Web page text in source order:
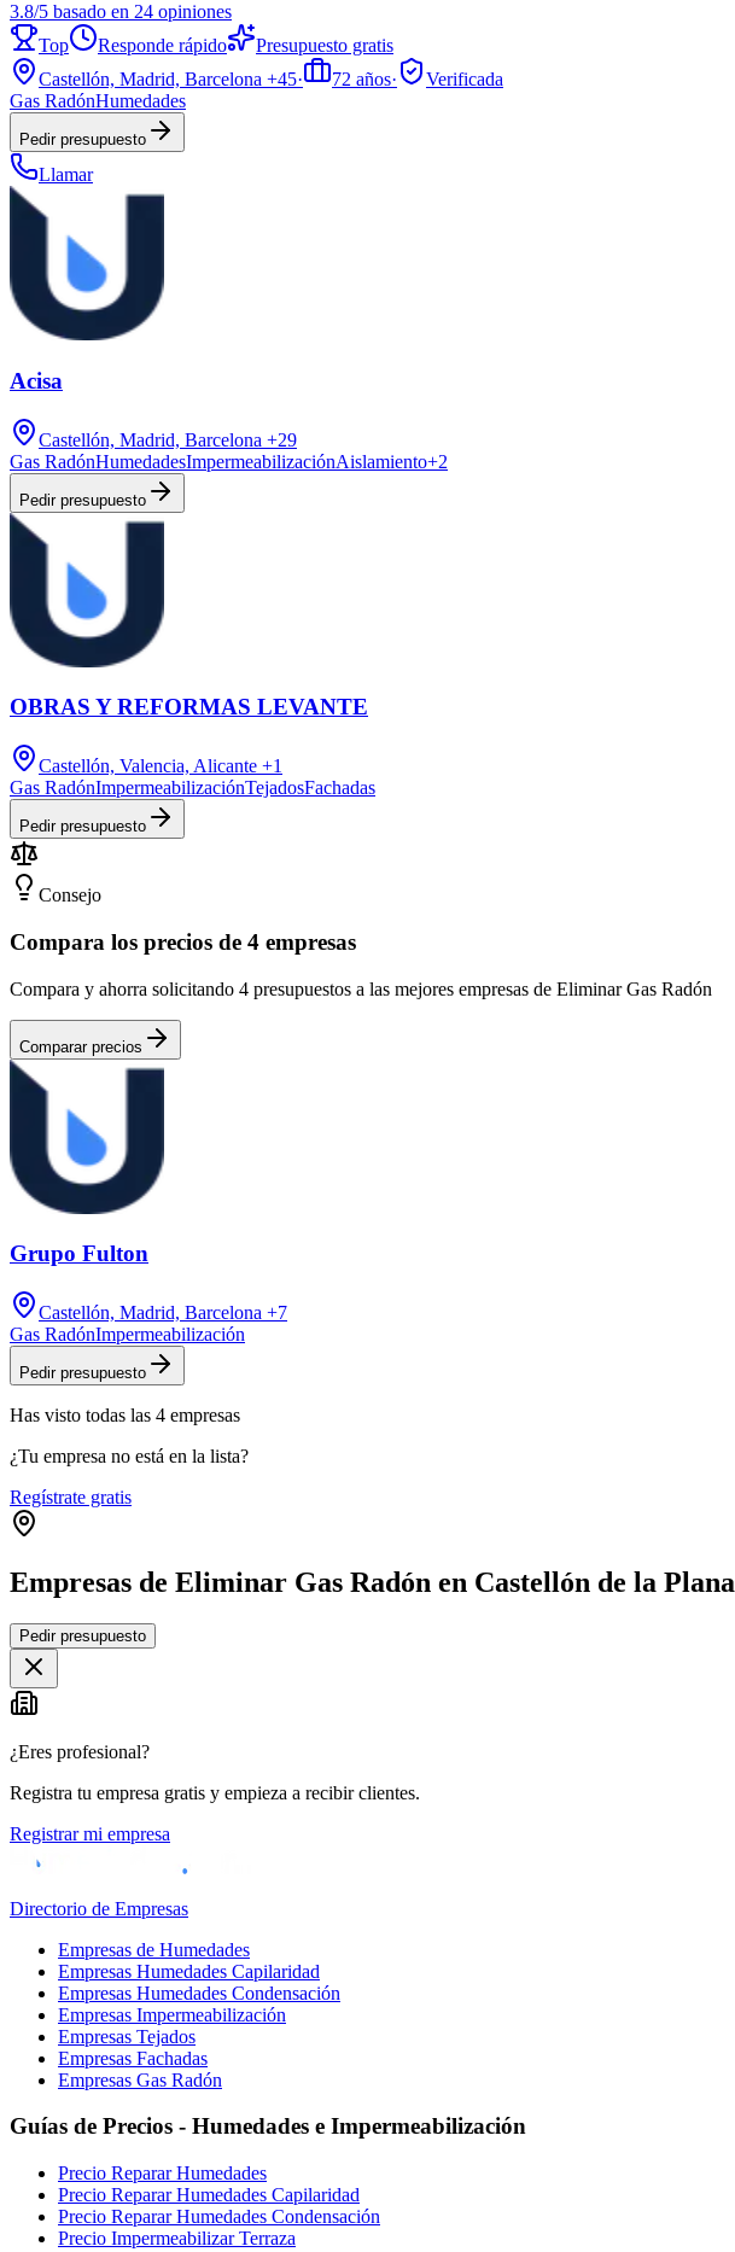
3.8/5 basado en 24 opiniones
Top
Responde rápido
Presupuesto gratis
Castellón, Madrid, Barcelona +45· 72 años·
Verificada
Gas RadónHumedades
Pedir presupuesto
Llamar
Acisa
Castellón, Madrid, Barcelona +29
Gas RadónHumedadesImpermeabilizaciónAislamiento+2
Pedir presupuesto
OBRAS Y REFORMAS LEVANTE
Castellón, Valencia, Alicante +1
Gas RadónImpermeabilizaciónTejadosFachadas
Pedir presupuesto
Consejo
Compara los precios de 4 empresas
Compara y ahorra solicitando 4 presupuestos a las mejores empresas de Eliminar Gas Radón
Comparar precios
Grupo Fulton
Castellón, Madrid, Barcelona +7
Gas RadónImpermeabilización
Pedir presupuesto
Has visto todas las 4 empresas
¿Tu empresa no está en la lista?
Regístrate gratis
Empresas de Eliminar Gas Radón en Castellón de la Plana
+
−
Pedir presupuesto
¿Eres profesional?
Registra tu empresa gratis y empieza a recibir clientes.
Registrar mi empresa
Directorio de Empresas
Empresas de Humedades
Empresas Humedades Capilaridad
Empresas Humedades Condensación
Empresas Impermeabilización
Empresas Tejados
Empresas Fachadas
Empresas Gas Radón
Guías de Precios - Humedades e Impermeabilización
Precio Reparar Humedades
Precio Reparar Humedades Capilaridad
Precio Reparar Humedades Condensación
Precio Impermeabilizar Terraza